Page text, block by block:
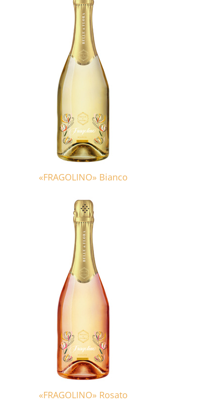
«FRAGOLINO» Bianco
«FRAGOLINO» Rosato